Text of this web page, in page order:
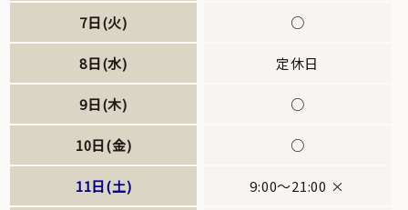
7日(火) ○
8日(水) 定休日
9日(木) ○
10日(金) ○
11日(土) 9:00～21:00 ×